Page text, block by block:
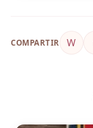
COMPARTIR W